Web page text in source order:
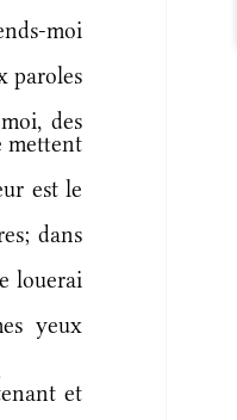
moi
paroles
des
mettent
est le
dans
louerai
yeux
et